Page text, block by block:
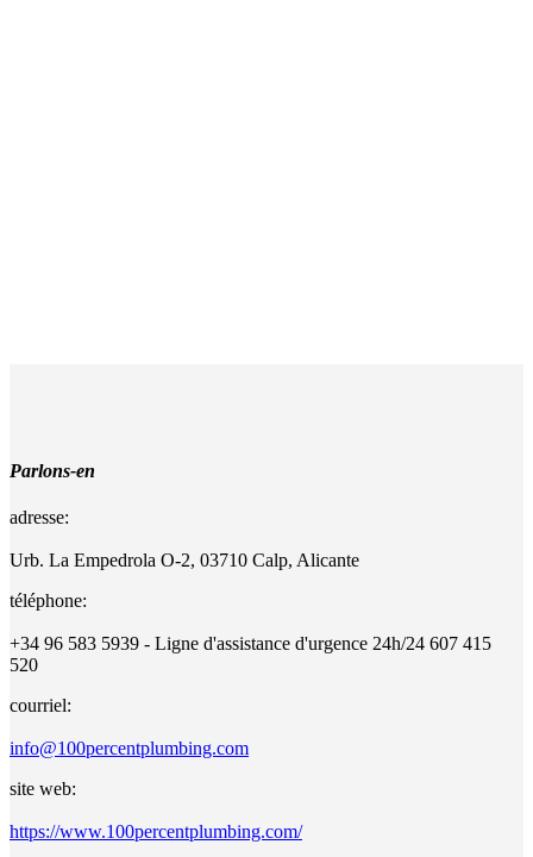
Parlons-en
adresse:
Urb. La Empedrola O-2, 03710 Calp, Alicante
téléphone:
+34 96 583 5939 - Ligne d'assistance d'urgence 24h/24 607 415
520
courriel:
info@100percentplumbing.com
site web:
https://www.100percentplumbing.com/